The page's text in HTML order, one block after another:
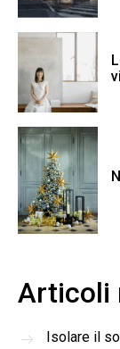
Articoli
Isolare il